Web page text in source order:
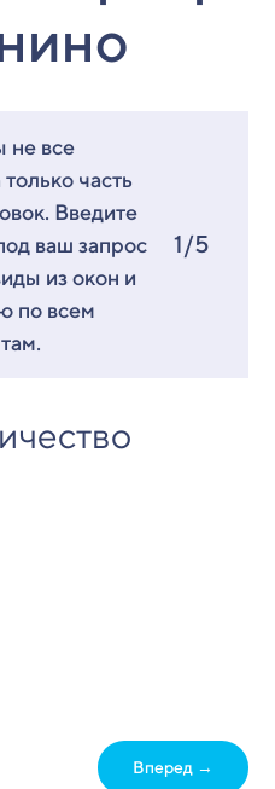
не все
часть
Введите
ваш запрос
из окон и
по всем
1/5
Вперед →